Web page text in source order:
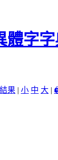
果 | 小 中 大 |